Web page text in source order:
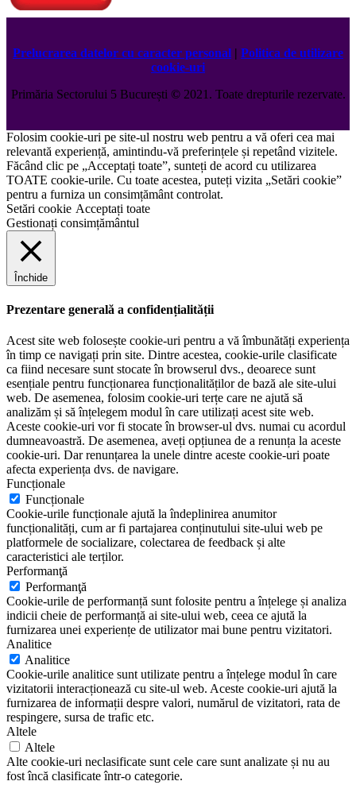
Prelucrarea datelor cu caracter personal | Politica de utilizare
cookie-uri
Primăria Sectorului 5 București ©️2021. Toate drepturile rezervate.
Folosim cookie-uri pe site-ul nostru web pentru a vă oferi cea mai
relevantă experiență, amintindu-vă preferințele și repetând vizitele.
Făcând clic pe „Acceptați toate”, sunteți de acord cu utilizarea
TOATE cookie-urile. Cu toate acestea, puteți vizita „Setări cookie”
pentru a furniza un consimțământ controlat.
Setări cookie Acceptați toate
Gestionați consimțământul
Închide
Prezentare generală a confidențialității
Acest site web folosește cookie-uri pentru a vă îmbunătăți experiența
în timp ce navigați prin site. Dintre acestea, cookie-urile clasificate
ca fiind necesare sunt stocate în browserul dvs., deoarece sunt
esențiale pentru funcționarea funcționalităților de bază ale site-ului
web. De asemenea, folosim cookie-uri terțe care ne ajută să
analizăm și să înțelegem modul în care utilizați acest site web.
Aceste cookie-uri vor fi stocate în browser-ul dvs. numai cu acordul
dumneavoastră. De asemenea, aveți opțiunea de a renunța la aceste
cookie-uri. Dar renunțarea la unele dintre aceste cookie-uri poate
afecta experiența dvs. de navigare.
Funcționale
Funcționale
Cookie-urile funcționale ajută la îndeplinirea anumitor
funcționalități, cum ar fi partajarea conținutului site-ului web pe
platformele de socializare, colectarea de feedback și alte
caracteristici ale terților.
Performanţă
Performanţă
Cookie-urile de performanță sunt folosite pentru a înțelege și analiza
indicii cheie de performanță ai site-ului web, ceea ce ajută la
furnizarea unei experiențe de utilizator mai bune pentru vizitatori.
Analitice
Analitice
Cookie-urile analitice sunt utilizate pentru a înțelege modul în care
vizitatorii interacționează cu site-ul web. Aceste cookie-uri ajută la
furnizarea de informații despre valori, numărul de vizitatori, rata de
respingere, sursa de trafic etc.
Altele
Altele
Alte cookie-uri neclasificate sunt cele care sunt analizate și nu au
fost încă clasificate într-o categorie.